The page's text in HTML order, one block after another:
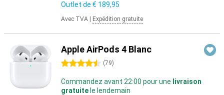
Outlet de € 189,95
Avec TVA Expédition gratuite
Apple AirPods 4 Blanc
4.5 étoiles (79)
Commandez avant 22:00 pour une livraison
gratuite le lendemain